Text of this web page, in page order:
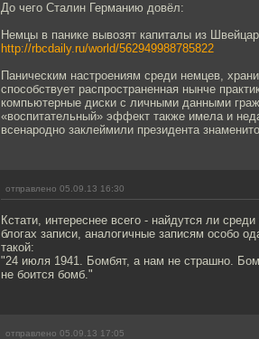
До чего Сталин Германию довёл:
Немцы в панике вывозят капиталы из
http://rbcdaily.ru/world/562949988785822
Паническим настроениям среди немцев,
способ­ствует распространенная нынче
компьютерные диски с личными данными
«воспитательный» эффект также имела и
всенародно заклеймили президента
отправлено 05.09.13 16:30
Кстати, интереснее всего - найдутся ли
блогах записи, аналогичные записям особо
такой:
"24 июля 1941. Бомбят, а нам не страшно.
не боится бомб."
отправлено 05.09.13 17:05